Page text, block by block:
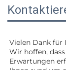
Vielen Dank für
Wir hoffen,
Erwartungen